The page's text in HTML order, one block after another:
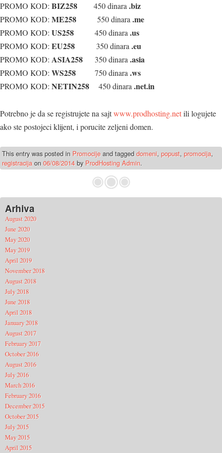
PROMO KOD: BIZ258 450 dinara.biz
PROMO KOD: ME258 550 dinara.me
PROMO KOD: US258 450 dinara.us
PROMO KOD: EU258 350 dinara.eu
PROMO KOD: ASIA258 350 dinara.asia
PROMO KOD: WS258 750 dinara.ws
PROMO KOD: NETIN258 450 dinara.net.in
Potrebno je da se registrujete na sajtwww.prodhosting.netili logujete
ako ste postojeci klijent, i porucite zeljeni domen.
This entry was posted in Promocije and tagged domeni, popust, promocija,
registracija on 06/08/2014 by ProdHosting Admin.
Arhiva
August 2020
June 2020
May 2020
May 2019
April 2019
November 2018
August 2018
July 2018
June 2018
April 2018
January 2018
August 2017
February 2017
October 2016
August 2016
July 2016
March 2016
February 2016
December 2015
October 2015
July 2015
May 2015
April 2015